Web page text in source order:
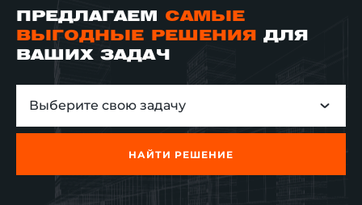
ПРЕДЛАГАЕМ САМЫЕ
ВЫГОДНЫЕ РЕШЕНИЯ
ДЛЯ
ВАШИХ ЗАДАЧ
Выберите свою задачу
НАЙТИ РЕШЕНИЕ